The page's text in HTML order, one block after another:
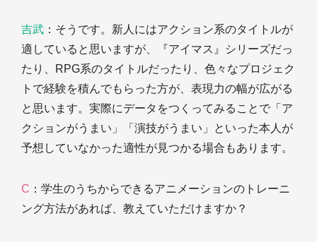
吉武 ：そうです。新人にはアクション系のタイトルが
適していると思いますが、『アイマス』シリーズだっ
たり、RPG系のタイトルだったり、色々なプロジェク
トで経験を積んでもらった方が、表現力の幅が広がる
と思います。実際にデータをつくってみることで「ア
クションがうまい」「演技がうまい」といった本人が
予想していなかった適性が見つかる場合もあります。
C ：学生のうちからできるアニメーションのトレーニ
ング方法があれば、教えていただけますか？